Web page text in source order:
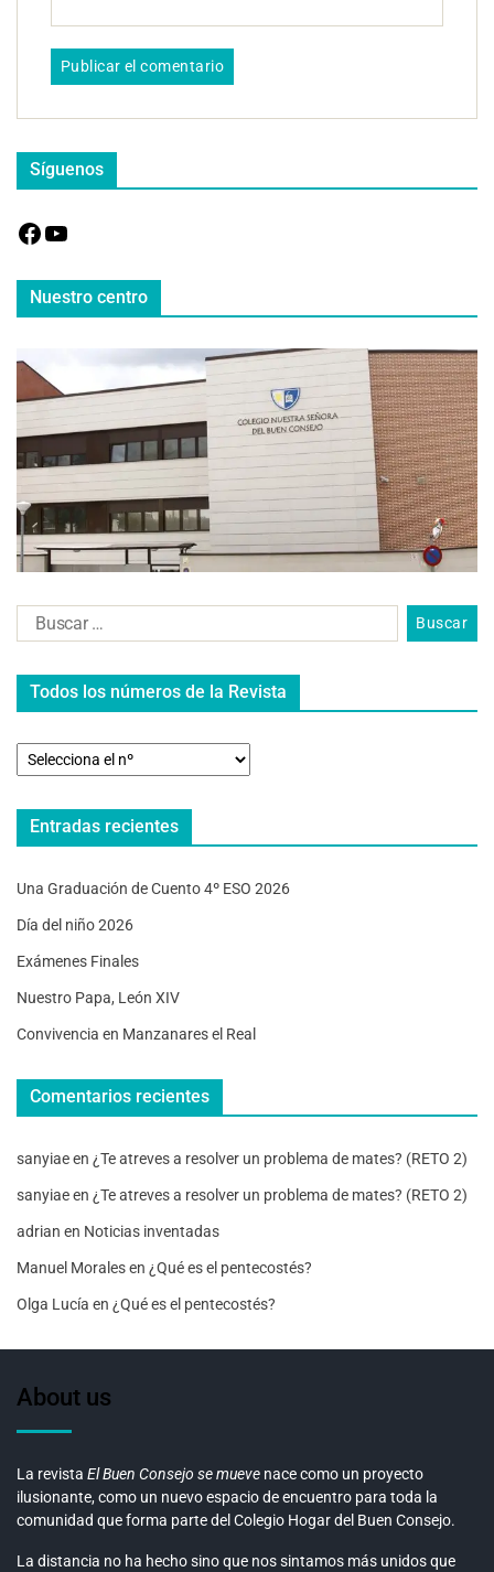
Síguenos
Nuestro centro
Todos los números de la Revista
Entradas recientes
Una Graduación de Cuento 4º ESO 2026
Día del niño 2026
Exámenes Finales
Nuestro Papa, León XIV
Convivencia en Manzanares el Real
Comentarios recientes
sanyiaeen ¿Te atreves a resolver un problema de mates? (RETO 2)
sanyiaeen ¿Te atreves a resolver un problema de mates? (RETO 2)
adrian en Noticias inventadas
Manuel Moralesen ¿Qué es el pentecostés?
Olga Lucía en ¿Qué es el pentecostés?
About us
La revista El Buen Consejo se mueve nace como un proyecto
ilusionante, como un nuevo espacio de encuentro para toda la
comunidad que forma parte del Colegio Hogar del Buen Consejo.
La distancia no ha hecho sino que nos sintamos más unidos que